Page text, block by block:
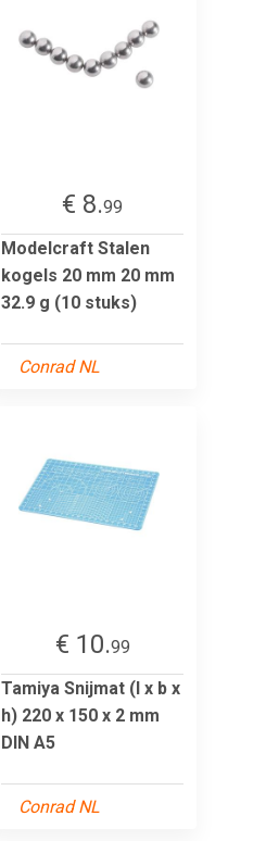
€ 8.99
Modelcraft Stalen
kogels 20 mm 20 mm
32.9 g (10 stuks)
Conrad NL
€ 10.99
Tamiya Snijmat (l x b x
h) 220 x 150 x 2 mm
DIN A5
Conrad NL